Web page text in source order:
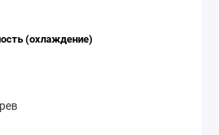
(охлаждение)